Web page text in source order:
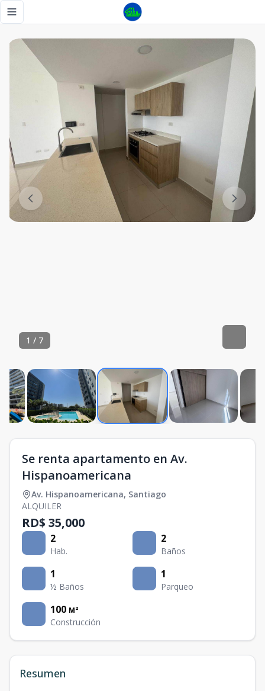
Toggle navigation menu
1 / 7
Se renta apartamento en Av.
Hispanoamericana
Av. Hispanoamericana, Santiago
ALQUILER
RD$ 35,000
2
Hab.
2
Baños
1
½ Baños
1
Parqueo
100 M²
Construcción
Resumen
Se renta apartamento en Av. Hispanoamericana - Tu Casa